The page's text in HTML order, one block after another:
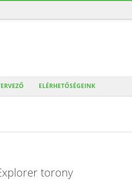
ELÉRHETŐSÉGEINK
torony